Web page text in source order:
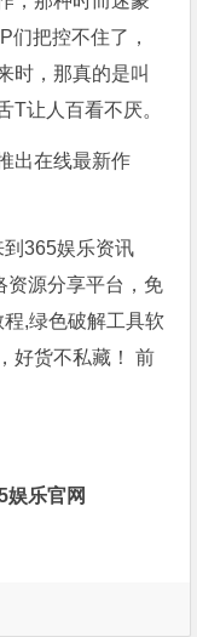
们把控不住了，
时，那真的是叫
T让人百看不厌。
365娱乐资讯
资源分享平台，免
,绿色破解工具软
好货不私藏！ 前
娱乐官网